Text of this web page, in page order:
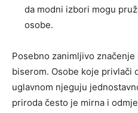
da modni izbori mogu
osobe.
Posebno zanimljivo
biserom. Osobe koje privlači
uglavnom njeguju
priroda često je mirna i